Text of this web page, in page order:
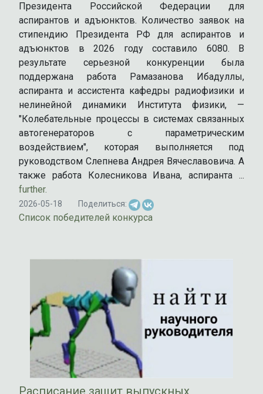
Президента Российской Федерации для
аспирантов и адъюнктов. Количество заявок на
стипендию Президента РФ для аспирантов и
адъюнктов в 2026 году составило 6080. В
результате серьезной конкуренции была
поддержана работа Рамазанова Ибадуллы,
аспиранта и ассистента кафедры радиофизики и
нелинейной динамики Института физики, —
"Колебательные процессы в системах связанных
автогенераторов с параметрическим
воздействием", которая выполняется под
руководством Слепнева Андрея Вячеславовича. А
также работа Колесникова Ивана, аспиранта ...
further.
2026-05-18 Поделиться:
Список победителей конкурса